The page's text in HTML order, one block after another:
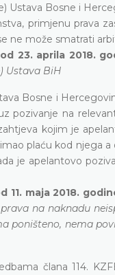
Ustava Bosne i
primjenu prava
ne može smatrati
23. aprila 2018.
Ustava BiH
Bosne i
pozivanje na
kojim je
plaću kod njega
je apelantovo
maja 2018.
na naknadu
nema
člana 114.